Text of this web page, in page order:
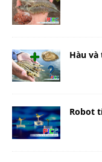
Hàu
Robot